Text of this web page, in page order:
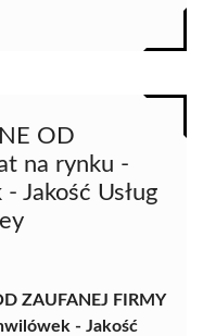
OD
na rynku -
Jakość Usług
ZAUFANEJ FIRMY
- Jakość